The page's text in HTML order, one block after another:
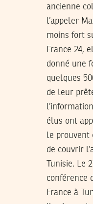
ancienne
l’appeler
moins fort
France 24,
donné une
quelques
de leur
élus ont
le prouvent
de couvrir
Tunisie. Le
conférence
France à